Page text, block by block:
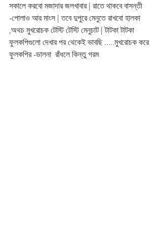
সকালে করবো মজাদার জলখাবার | রাতে থাকবে বাসন্তী
-পোলাও আর মাংস | তবে দুপুরে মেনুতে রাখবো হালকা
,অথচ মুখরোচক টেস্টি টেস্টি মেনুচাট | টাটকা টাটকা
ফুলকপিগুলো দেখার পর থেকেই ভাবছি .....মুখরোচক করে
ফুলকপির -ডালনা  রাঁধলে কিন্তু গরম